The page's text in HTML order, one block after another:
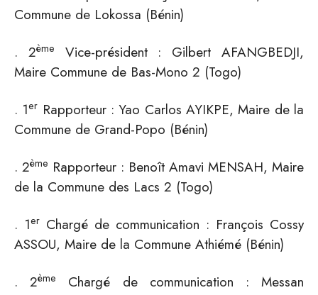
Commune de Lokossa (Bénin)
. 2ème
Vice-président : Gilbert AFANGBEDJI,
Maire Commune de Bas-Mono 2 (Togo)
. 1er Rapporteur : Yao Carlos AYIKPE, Maire de la
Commune de Grand-Popo (Bénin)
. 2ème Rapporteur : Benoît Amavi MENSAH, Maire
de la Commune des Lacs 2 (Togo)
. 1er Chargé de communication : François Cossy
ASSOU, Maire de la Commune Athiémé (Bénin)
. 2ème
Chargé de communication : Messan